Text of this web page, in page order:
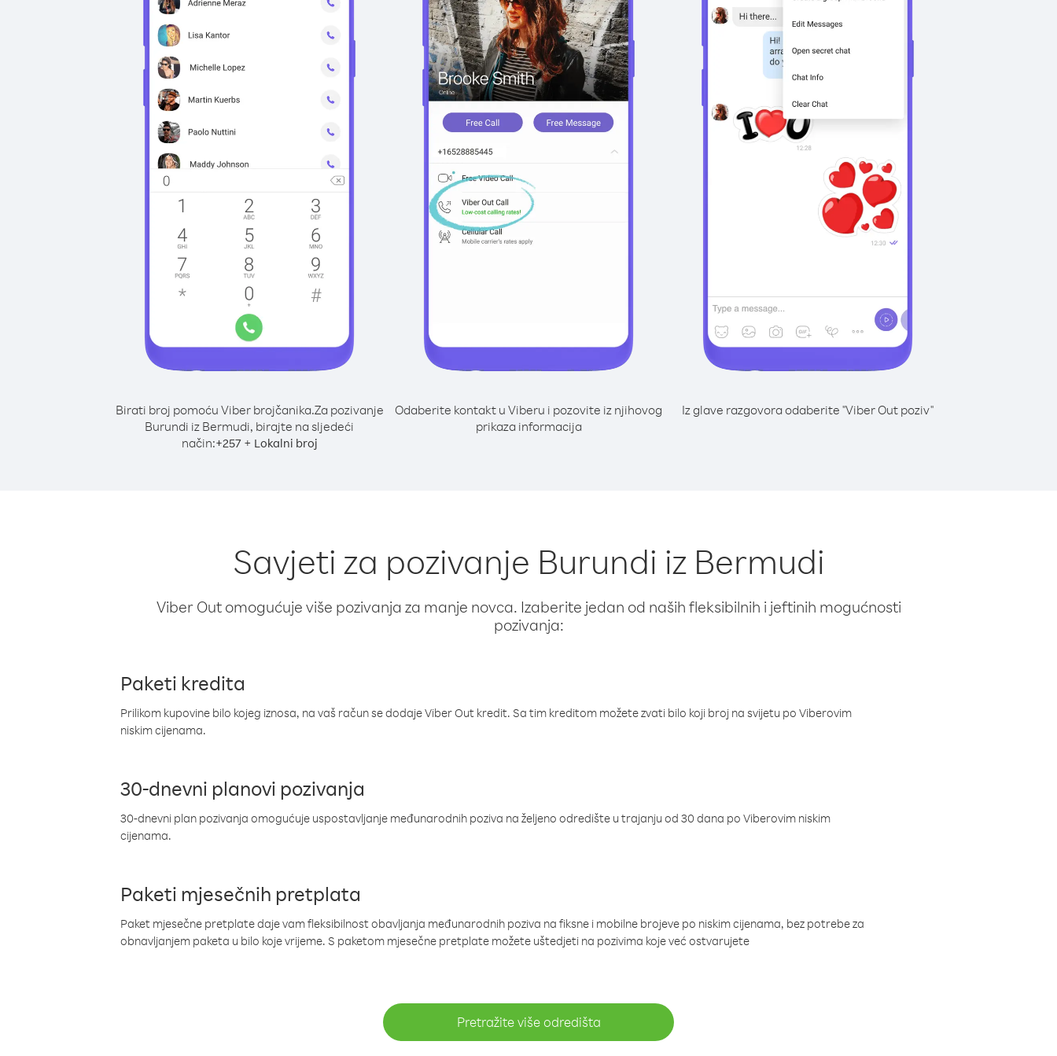
Birati broj pomoću Viber brojčanika.Za pozivanje
Burundi iz Bermudi, birajte na sljedeći
način:+257+ Lokalni broj
Odaberite kontakt u Viberu i pozovite iz njihovog
prikaza informacija
Iz glave razgovora odaberite "Viber Out poziv"
Savjeti za pozivanje Burundi iz Bermudi
Viber Out omogućuje više pozivanja za manje novca. Izaberite jedan od naših fleksibilnih i jeftinih mogućnosti
pozivanja:
Paketi kredita
Prilikom kupovine bilo kojeg iznosa, na vaš račun se dodaje Viber Out kredit. Sa tim kreditom možete zvati bilo koji broj na svijetu po Viberovim
niskim cijenama.
30-dnevni planovi pozivanja
30-dnevni plan pozivanja omogućuje uspostavljanje međunarodnih poziva na željeno odredište u trajanju od 30 dana po Viberovim niskim
cijenama.
Paketi mjesečnih pretplata
Paket mjesečne pretplate daje vam fleksibilnost obavljanja međunarodnih poziva na fiksne i mobilne brojeve po niskim cijenama, bez potrebe za
obnavljanjem paketa u bilo koje vrijeme. S paketom mjesečne pretplate možete uštedjeti na pozivima koje već ostvarujete
Pretražite više odredišta